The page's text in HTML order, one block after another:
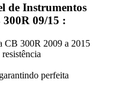
de Instrumentos
09/15 :
CB 300R 2009 a 2015
perfeita